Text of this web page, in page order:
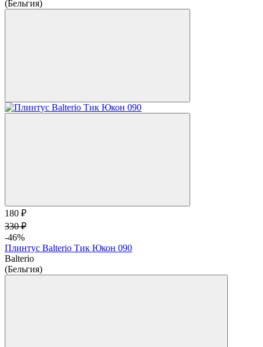
(Бельгия)
180 ₽
330 ₽
-46%
Плинтус Balterio Тик Юкон 090
Balterio
(Бельгия)